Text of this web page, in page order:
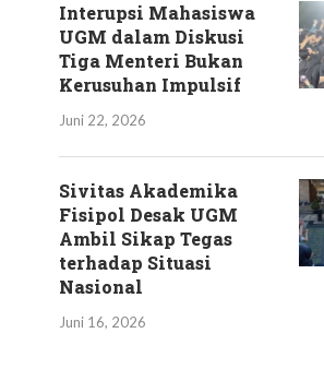
Interupsi Mahasiswa
UGM dalam Diskusi
Tiga Menteri Bukan
Kerusuhan Impulsif
Juni 22, 2026
Sivitas Akademika
Fisipol Desak UGM
Ambil Sikap Tegas
terhadap Situasi
Nasional
Juni 16, 2026